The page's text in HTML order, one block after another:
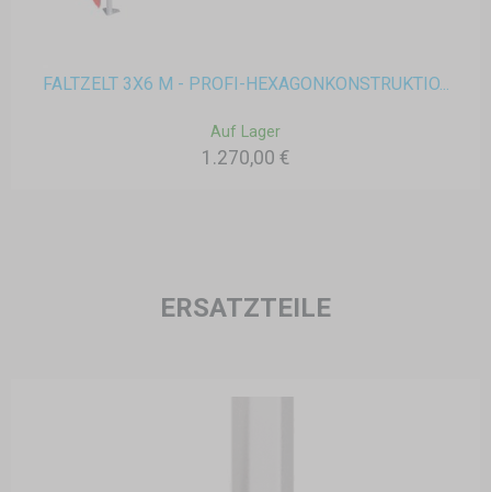
FALTZELT 3X6 M - PROFI-HEXAGONKONSTRUKTIO...
Auf Lager
1.270,00 €
ERSATZTEILE